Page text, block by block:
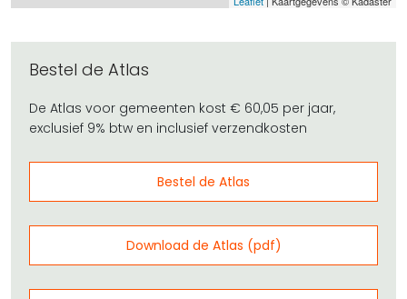
Bestel de Atlas
De Atlas voor gemeenten kost € 60,05 per jaar,
exclusief 9% btw en inclusief verzendkosten
Bestel de Atlas
Download de Atlas (pdf)